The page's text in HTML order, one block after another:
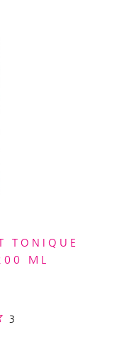
TONIQUE
ML
3